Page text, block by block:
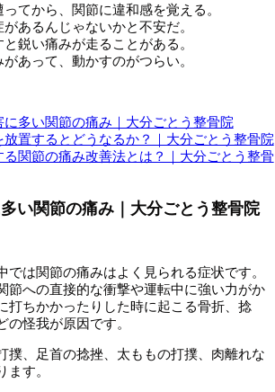
てから、関節に違和感を覚える。
あるんじゃないかと不安だ。
鋭い痛みが走ることがある。
あって、動かすのがつらい。
に多い関節の痛み｜大分ごとう整骨院
放置するとどうなるか？｜大分ごとう整骨院
る関節の痛み改善法とは？｜大分ごとう整骨
い関節の痛み｜大分ごとう整骨院
では関節の痛みはよく見られる症状です。
節への直接的な衝撃や運転中に強い力がか
打ちかかったりした時に起こる骨折、捻
怪我が原因です。
撲、足首の捻挫、太ももの打撲、肉離れな
ます。